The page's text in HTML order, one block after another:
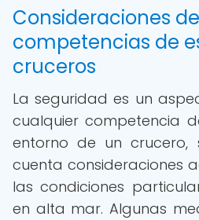
Consideraciones
competencias de
cruceros
La seguridad es un
cualquier competencia
entorno de un crucero,
cuenta consideraciones
las condiciones
en alta mar. Algunas